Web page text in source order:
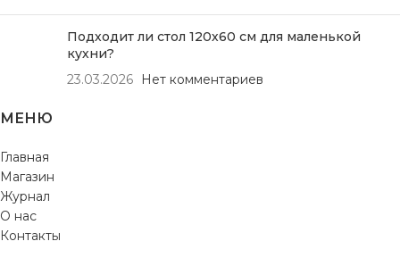
Подходит ли стол 120х60 см для маленькой
кухни?
23.03.2026
Нет комментариев
МЕНЮ
Главная
Магазин
Журнал
О нас
Контакты